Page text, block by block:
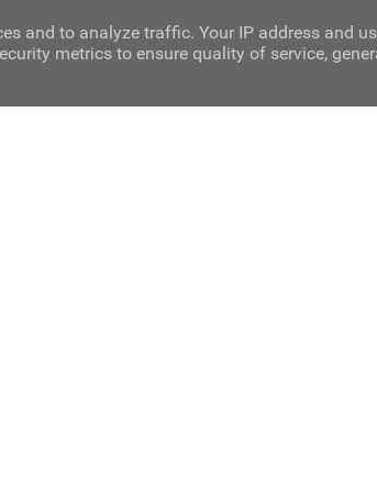
and to analyze traffic. Your IP address and
metrics to ensure quality of service,